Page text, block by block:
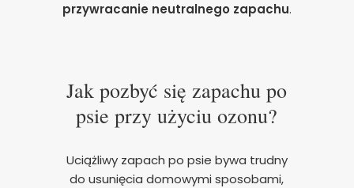
przywracanie neutralnego zapachu.
Jak pozbyć się zapachu po
psie przy użyciu ozonu?
Uciążliwy zapach po psie bywa trudny
do usunięcia domowymi sposobami,